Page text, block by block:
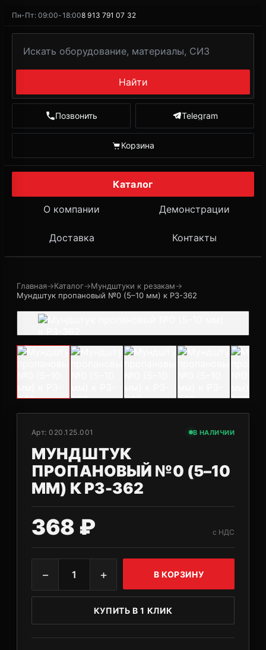
Пн-Пт: 09:00-18:008 913 791 07 32
Найти
Позвонить Telegram
Корзина
Каталог
О компании Демонстрации
Доставка Контакты
Главная→Каталог→Мундштуки к резакам→
Мундштук пропановый №0 (5–10 мм) к Р3-362
Арт:020.125.001 В НАЛИЧИИ
МУНДШТУК
ПРОПАНОВЫЙ №0 (5–10
ММ) К Р3-362
368 ₽ с НДС
− 1 + В КОРЗИНУ
КУПИТЬ В 1 КЛИК